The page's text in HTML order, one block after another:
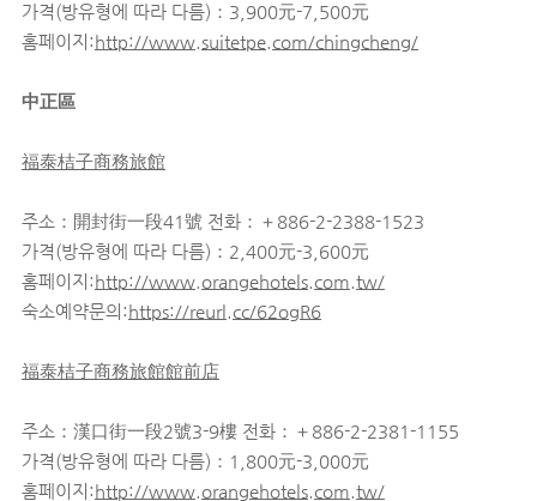
가격(방유형에 따라 다름)：3,900元-7,500元
홈페이지:http://www.suitetpe.com/chingcheng/
中正區
福泰桔子商務旅館
주소：開封街一段41號 전화：＋886-2-2388-1523
가격(방유형에 따라 다름)：2,400元-3,600元
홈페이지:http://www.orangehotels.com.tw/
숙소예약문의:https://reurl.cc/62ogR6
福泰桔子商務旅館館前店
주소：漢口街一段2號3-9樓 전화：＋886-2-2381-1155
가격(방유형에 따라 다름)：1,800元-3,000元
홈페이지:http://www.orangehotels.com.tw/